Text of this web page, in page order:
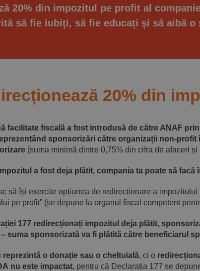
20% din impozitul pe profit al
să fie iubiți, să fie educați și să aibă
20% din
facilitate fiscală a fost introdusă de către ANAF
sponsorizări către organizații non-
(suma minimă dintre 0,75% din cifra de afaceri
a fost deja plătit, compania ta poate să
să își exercite opțiunea de redirecționare a impozitului
pe profit” (se depune la organul fiscal competent
177 redirecționați impozitul deja plătit,
suma sponsorizată va fi plătită către beneficiarul
reprezintă o donație sau o cheltuială, ci o
nu este impactat, pentru că Declarația 177 se